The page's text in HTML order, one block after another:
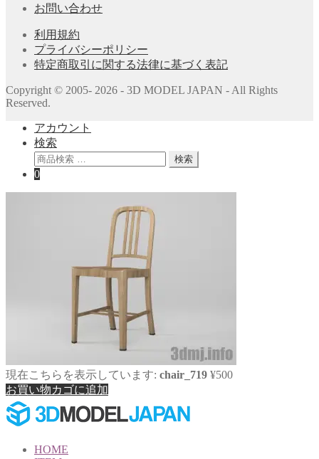
お問い合わせ
利用規約
プライバシーポリシー
特定商取引に関する法律に基づく表記
Copyright © 2005- 2026 - 3D MODEL JAPAN - All Rights
Reserved.
アカウント
検索
検
索
検索
0
現在こちらを表示しています: chair_719 ¥500
お買い物カゴに追加
HOME